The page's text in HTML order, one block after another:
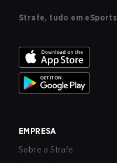
Strafe, tudo em eSports
EMPRESA
Sobre a Strafe